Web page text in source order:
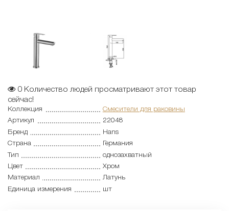
0 Количество людей просматривают этот товар
сейчас!
Коллекция
Смесители для раковины
Артикул
22048
Бренд
Hans
Страна
Германия
Тип
однозахватный
Цвет
Хром
Материал
Латунь
Единица измерения
шт